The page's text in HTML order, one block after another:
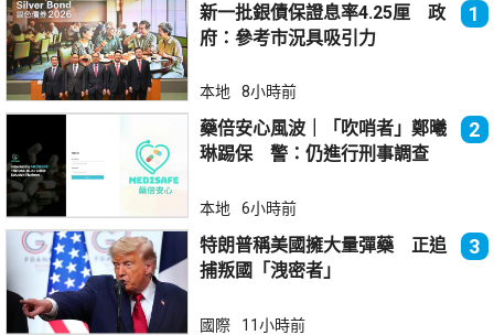
新一批銀債保證息率4.25厘 政
府：參考市況具吸引力
1
本地 8小時前
藥倍安心風波｜「吹哨者」鄭曦
琳踢保 警：仍進行刑事調查
2
本地 6小時前
特朗普稱美國擁大量彈藥 正追
捕叛國「洩密者」
3
國際 11小時前